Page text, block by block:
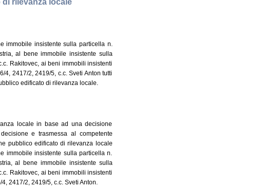
immobile insistente sulla particella n.
al bene immobile insistente sulla
Rakitovec, ai beni immobili insistenti
2417/2, 2419/5, c.c. Sveti Anton tutti
edificato di rilevanza locale.
locale in base ad una decisione
e trasmessa al competente
pubblico edificato di rilevanza locale
immobile insistente sulla particella n.
al bene immobile insistente sulla
Rakitovec, ai beni immobili insistenti
2417/2, 2419/5, c.c. Sveti Anton.